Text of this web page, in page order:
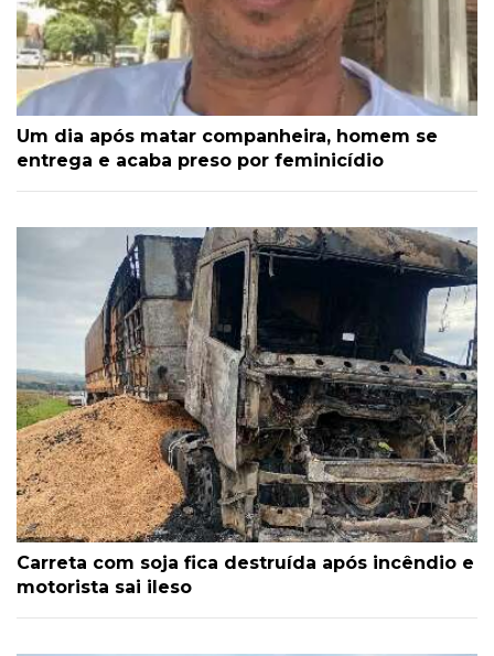
Um dia após matar companheira, homem se
entrega e acaba preso por feminicídio
Carreta com soja fica destruída após incêndio e
motorista sai ileso